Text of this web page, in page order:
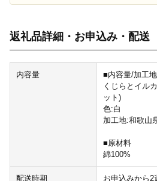
返礼品詳細・お申込み・配送
内容量
■内容量/加工地
くじらとイル
ット)
色:白
加工地:和歌山
■原材料
綿100%
配送時期
お申込みから